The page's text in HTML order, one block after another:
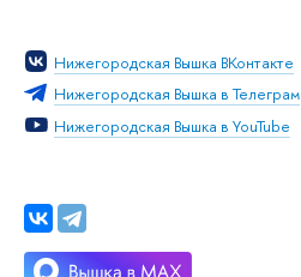
Нижегородская Вышка ВКонтакте
Нижегородская Вышка в Телеграм
Нижегородская Вышка в YouTube